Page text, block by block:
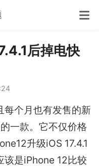
后掉电快
每个月也有发售的新
一款。它不仅价格
升级iOS 17.4.1
该是iPhone 12比较